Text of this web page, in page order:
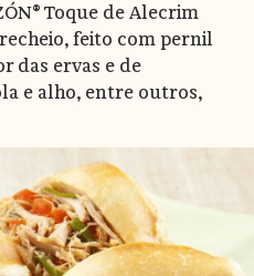
Toque de Alecrim
feito com pernil
das ervas e de
e alho, entre outros,